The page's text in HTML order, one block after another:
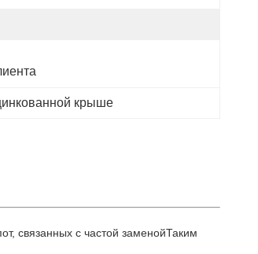
крыше
связанных с частой заменойТаким